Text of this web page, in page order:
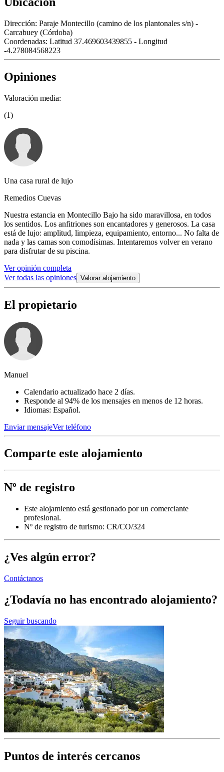
Dirección: Paraje Montecillo (camino de los plantonales s/n) -
Carcabuey (Córdoba)
Coordenadas: Latitud 37.469603439855 - Longitud
-4.278084568223
Opiniones
Valoración media:
(1)
Una casa rural de lujo
Remedios Cuevas
Nuestra estancia en Montecillo Bajo ha sido maravillosa, en todos
los sentidos. Los anfitriones son encantadores y generosos. La casa
está de lujo: amplitud, limpieza, equipamiento, entorno... No falta de
nada y las camas son comodísimas. Intentaremos volver en verano
para disfrutar de su piscina.
Ver opinión completa
Ver todas las opiniones Valorar alojamiento
El propietario
Manuel
Calendario actualizado hace 2 días.
Responde al 94% de los mensajes en menos de 12 horas.
Idiomas: Español.
Enviar mensajeVer teléfono
Comparte este alojamiento
Nº de registro
Este alojamiento está gestionado por un comerciante
profesional.
Nº de registro de turismo: CR/CO/324
¿Ves algún error?
Contáctanos
¿Todavía no has encontrado alojamiento?
Seguir buscando
Puntos de interés cercanos